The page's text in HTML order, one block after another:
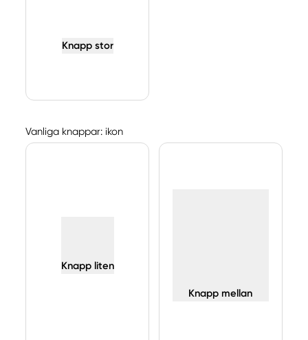
Knapp stor
Vanliga knappar: ikon
Knapp liten
Knapp mellan